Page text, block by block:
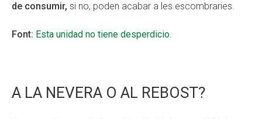
de consumir, si no, poden acabar a les escombraries.
Font: Esta unidad no tiene desperdicio.
A LA NEVERA O AL REBOST?